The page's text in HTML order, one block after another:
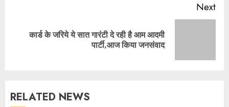
Next
Nextकार्ड के जरिये ये सात गारंटी दे रही है आम आदमी
पार्टी,आज किया जनसंवाद
RELATED NEWS